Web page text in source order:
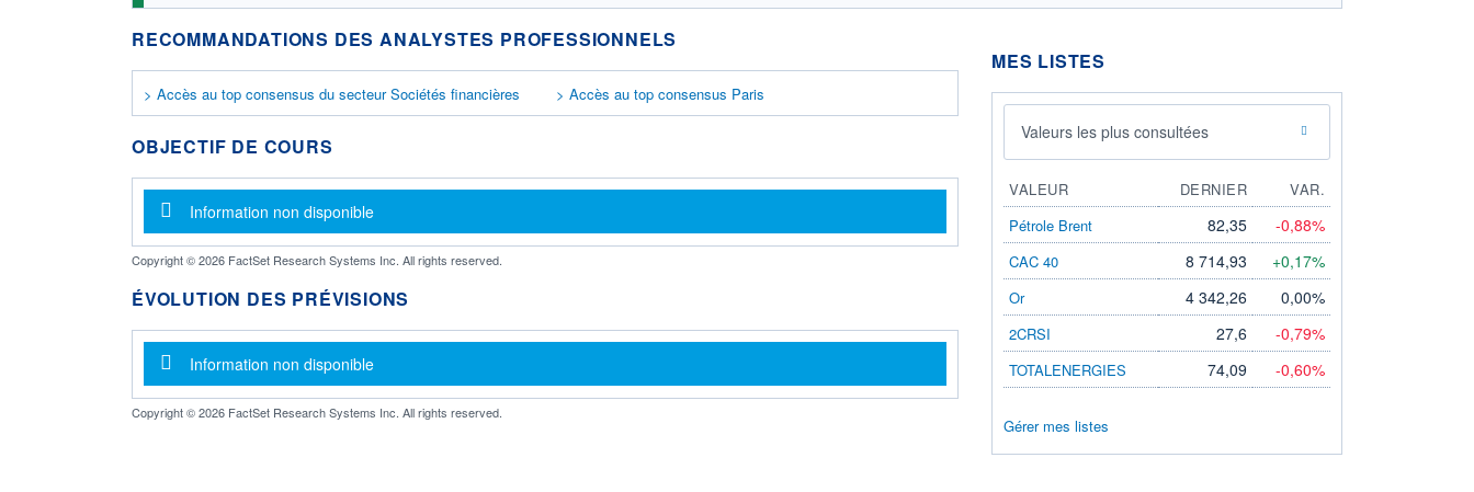
RECOMMANDATIONS DES ANALYSTES PROFESSIONNELS
> Accès au top consensus du secteur Sociétés financières > Accès au top consensus Paris
OBJECTIF DE COURS
Message d'information
Information non disponible
Copyright © 2026 FactSet Research Systems Inc. All rights reserved.
ÉVOLUTION DES PRÉVISIONS
Message d'information
Information non disponible
Copyright © 2026 FactSet Research Systems Inc. All rights reserved.
MES LISTES
Valeurs les plus consultées
VALEUR DERNIER
VAR.
Pétrole Brent
82,35 -0,88%
CAC 40 8 714,93 +0,17%
Or 4 342,26 0,00%
2CRSI 27,6 -0,79%
TOTALENERGIES 74,09 -0,60%
Gérer mes listes